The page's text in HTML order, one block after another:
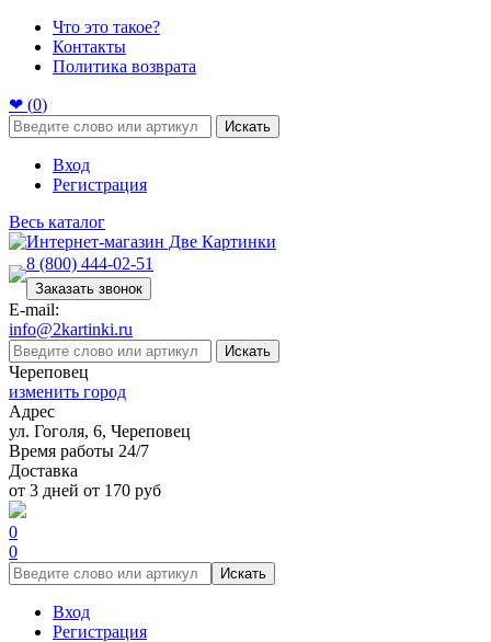
Что это такое?
Контакты
Политика возврата
❤ (0)
Искать
Вход
Регистрация
Весь каталог
8 (800) 444-02-51
Заказать звонок
E-mail:
info@2kartinki.ru
Искать
Череповец
изменить город
Адрес
ул. Гоголя, 6, Череповец
Время работы 24/7
Доставка
от 3 дней от 170 руб
0
0
Искать
Вход
Регистрация